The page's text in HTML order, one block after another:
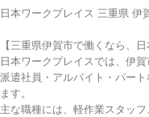
日本ワークプレイス 三重県 伊
【三重県伊賀市で働くなら、
日本ワークプレイスでは、伊
派遣社員・アルバイト・パー
ます。
主な職種には、軽作業スタッ